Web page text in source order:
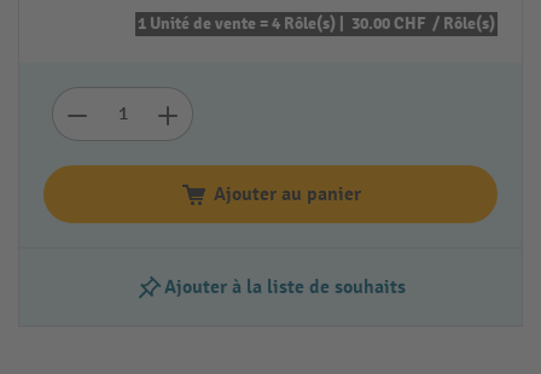
1 Unité de vente = 4 Rôle(s) | 30.00 CHF / Rôle(s)
Ajouter au panier
Ajouter à la liste de souhaits